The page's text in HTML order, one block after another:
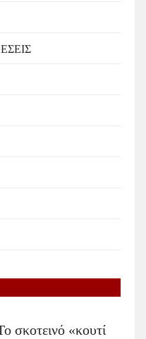
σκοτεινό «κουτί